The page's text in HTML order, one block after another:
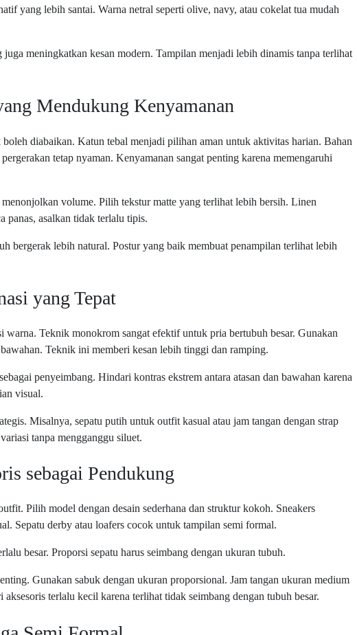
yang lebih santai. Warna netral seperti olive, navy, atau cokelat tua mudah
meningkatkan kesan modern. Tampilan menjadi lebih dinamis tanpa terlihat
Mendukung Kenyamanan
diabaikan. Katun tebal menjadi pilihan aman untuk aktivitas harian. Bahan
tetap nyaman. Kenyamanan sangat penting karena memengaruhi
volume. Pilih tekstur matte yang terlihat lebih bersih. Linen
panas, asalkan tidak terlalu tipis.
bergerak lebih natural. Postur yang baik membuat penampilan terlihat lebih
yang Tepat
warna. Teknik monokrom sangat efektif untuk pria bertubuh besar. Gunakan
Teknik ini memberi kesan lebih tinggi dan ramping.
penyeimbang. Hindari kontras ekstrem antara atasan dan bawahan karena
visual.
Misalnya, sepatu putih untuk outfit kasual atau jam tangan dengan strap
tanpa mengganggu siluet.
sebagai Pendukung
Pilih model dengan desain sederhana dan struktur kokoh. Sneakers
Sepatu derby atau loafers cocok untuk tampilan semi formal.
besar. Proporsi sepatu harus seimbang dengan ukuran tubuh.
Gunakan sabuk dengan ukuran proporsional. Jam tangan ukuran medium
terlalu kecil karena terlihat tidak seimbang dengan tubuh besar.